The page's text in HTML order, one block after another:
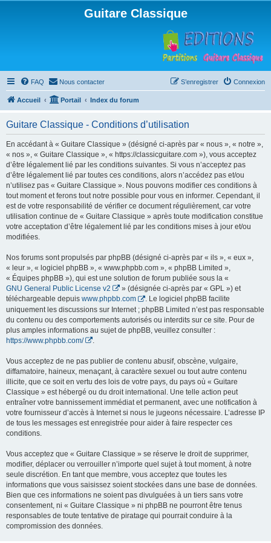
Guitare Classique
FAQ Nous contacter Connexion
S’enregistrer
Accueil Portail Index du forum
Guitare Classique - Conditions d’utilisation
En accédant à « Guitare Classique » (désigné ci-après par « nous », « notre »,
« nos », « Guitare Classique », « https://classicguitare.com »), vous acceptez
d’être légalement lié par les conditions suivantes. Si vous n’acceptez pas
d’être légalement lié par toutes ces conditions, alors n’accédez pas et/ou
n’utilisez pas « Guitare Classique ». Nous pouvons modifier ces conditions à
tout moment et ferons tout notre possible pour vous en informer. Cependant, il
est de votre responsabilité de vérifier ce document régulièrement, car votre
utilisation continue de « Guitare Classique » après toute modification constitue
votre acceptation d’être légalement lié par les conditions mises à jour et/ou
modifiées.
Nos forums sont propulsés par phpBB (désigné ci-après par « ils », « eux »,
« leur », « logiciel phpBB », « www.phpbb.com », « phpBB Limited »,
« Équipes phpBB »), qui est une solution de forum publiée sous la «
GNU General Public License v2
» (désignée ci-après par « GPL ») et
téléchargeable depuis www.phpbb.com
. Le logiciel phpBB facilite
uniquement les discussions sur Internet ; phpBB Limited n’est pas responsable
du contenu ou des comportements autorisés ou interdits sur ce site. Pour de
plus amples informations au sujet de phpBB, veuillez consulter :
https://www.phpbb.com/
Vous acceptez de ne pas publier de contenu abusif, obscène, vulgaire,
diffamatoire, haineux, menaçant, à caractère sexuel ou tout autre contenu
illicite, que ce soit en vertu des lois de votre pays, du pays où « Guitare
Classique » est hébergé ou du droit international. Une telle action peut
entraîner votre bannissement immédiat et permanent, avec une notification à
votre fournisseur d’accès à Internet si nous le jugeons nécessaire. L’adresse IP
de tous les messages est enregistrée pour aider à faire respecter ces
conditions.
Vous acceptez que « Guitare Classique » se réserve le droit de supprimer,
modifier, déplacer ou verrouiller n’importe quel sujet à tout moment, à notre
seule discrétion. En tant que membre, vous acceptez que toutes les
informations que vous saisissez soient stockées dans une base de données.
Bien que ces informations ne soient pas divulguées à un tiers sans votre
consentement, ni « Guitare Classique » ni phpBB ne pourront être tenus
responsables de toute tentative de piratage qui pourrait conduire à la
compromission des données.